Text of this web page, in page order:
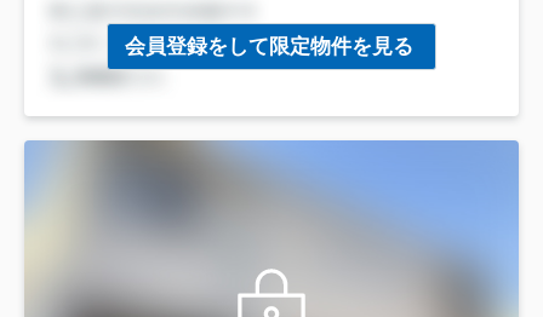
会員登録をして限定物件を見る